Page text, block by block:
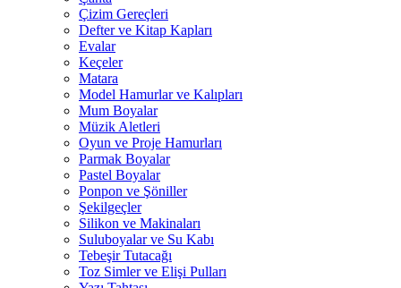
Çizim Gereçleri
Defter ve Kitap Kapları
Evalar
Keçeler
Matara
Model Hamurlar ve Kalıpları
Mum Boyalar
Müzik Aletleri
Oyun ve Proje Hamurları
Parmak Boyalar
Pastel Boyalar
Ponpon ve Şöniller
Şekilgeçler
Silikon ve Makinaları
Suluboyalar ve Su Kabı
Tebeşir Tutacağı
Toz Simler ve Elişi Pulları